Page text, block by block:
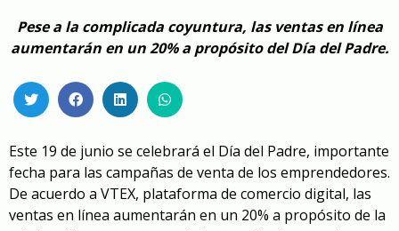
Pese a la complicada coyuntura, las ventas en línea
aumentarán en un 20% a propósito del Día del Padre.
Este 19 de junio se celebrará el Día del Padre, importante
fecha para las campañas de venta de los emprendedores.
De acuerdo a VTEX, plataforma de comercio digital, las
ventas en línea aumentarán en un 20% a propósito de la